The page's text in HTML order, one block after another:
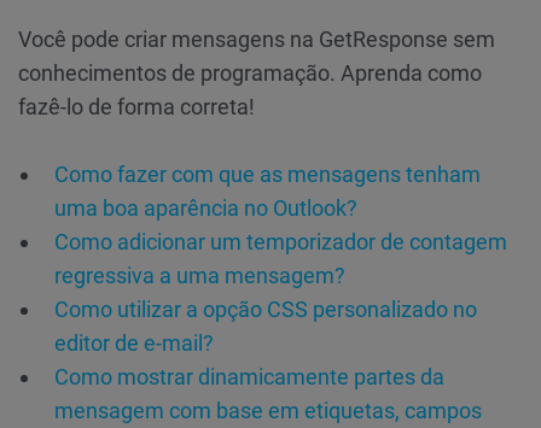
Você pode criar mensagens na GetResponse sem
conhecimentos de programação. Aprenda como
fazê-lo de forma correta!
Como fazer com que as mensagens tenham
uma boa aparência no Outlook?
Como adicionar um temporizador de contagem
regressiva a uma mensagem?
Como utilizar a opção CSS personalizado no
editor de e-mail?
Como mostrar dinamicamente partes da
mensagem com base em etiquetas, campos